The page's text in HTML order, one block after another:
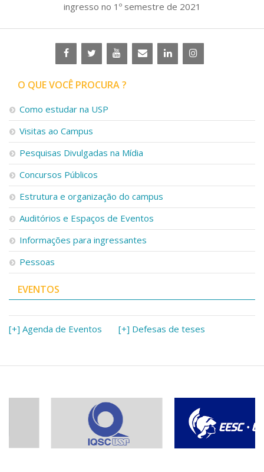
ingresso no 1º semestre de 2021
O QUE VOCÊ PROCURA ?
Como estudar na USP
Visitas ao Campus
Pesquisas Divulgadas na Mídia
Concursos Públicos
Estrutura e organização do campus
Auditórios e Espaços de Eventos
Informações para ingressantes
Pessoas
EVENTOS
[+] Agenda de Eventos [+] Defesas de teses